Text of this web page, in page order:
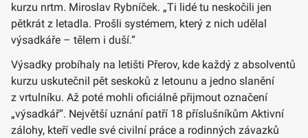
kurzu nrtm. Miroslav Rybníček. „Ti lidé tu neskočili jen
pětkrát z letadla. Prošli systémem, který z nich udělal
výsadkáře – tělem i duší.“
Výsadky probíhaly na letišti Přerov, kde každý z absolventů
kurzu uskutečnil pět seskoků z letounu a jedno slanění
z vrtulníku. Až poté mohli oficiálně přijmout označení
„výsadkář“. Největší uznání patří 18 příslušníkům Aktivní
zálohy, kteří vedle své civilní práce a rodinných závazků